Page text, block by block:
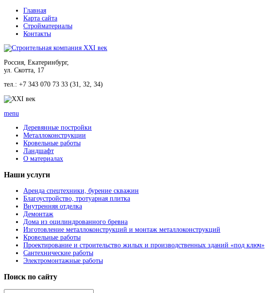
Главная
Карта сайта
Стройматериалы
Контакты
Россия, Екатеринбург,
ул. Скотта, 17
тел.: +7 343 070 73 33 (31, 32, 34)
menu
Деревянные постройки
Металлоконструкции
Кровельные работы
Ландшафт
О материалах
Наши услуги
Аренда спецтехники, бурение скважин
Благоустройство, тротуарная плитка
Внутренняя отделка
Демонтаж
Дома из оцилиндрованного бревна
Изготовление металлоконструкций и монтаж металлоконструкций
Кровельные работы
Проектирование и строительство жилых и производственных зданий «под ключ»
Сантехнические работы
Электромонтажные работы
Поиск по сайту